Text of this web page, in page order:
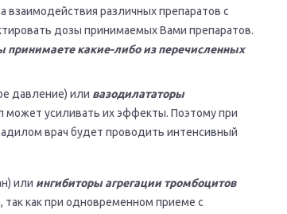
взаимодействия различных препаратов с
дозы принимаемых Вами препаратов.
принимаете какие-либо из перечисленных
давление) или вазодилататоры
может усиливать их эффекты. Поэтому при
врач будет проводить интенсивный
или ингибиторы агрегации тромбоцитов
так как при одновременном приеме с